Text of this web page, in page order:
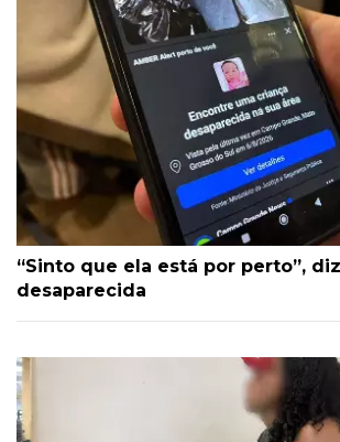
“Sinto que ela está por perto”,
desaparecida